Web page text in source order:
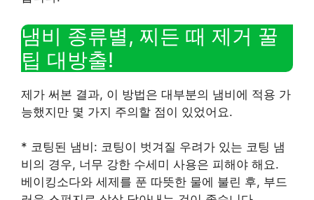
냄비 종류별, 찌든 때 제거 꿀
팁 대방출!
제가 써본 결과, 이 방법은 대부분의 냄비에 적용 가
능했지만 몇 가지 주의할 점이 있었어요.
* 코팅된 냄비: 코팅이 벗겨질 우려가 있는 코팅 냄
비의 경우, 너무 강한 수세미 사용은 피해야 해요.
베이킹소다와 세제를 푼 따뜻한 물에 불린 후, 부드